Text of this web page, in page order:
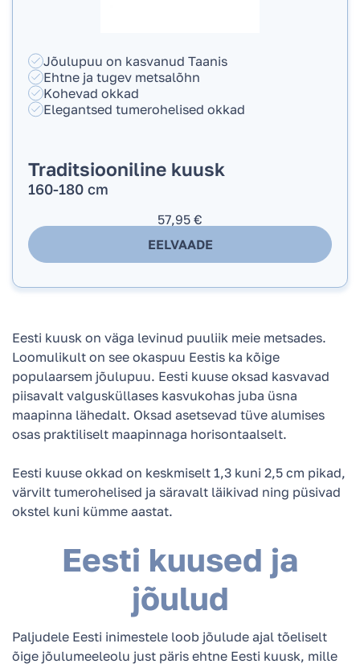
Jõulupuu on kasvanud Taanis
Ehtne ja tugev metsalõhn
Kohevad okkad
Elegantsed tumerohelised okkad
Traditsiooniline kuusk
160-180 cm
57,95 €
EELVAADE
Eesti kuusk on väga levinud puuliik meie metsades.
Loomulikult on see okaspuu Eestis ka kõige
populaarsem jõulupuu. Eesti kuuse oksad kasvavad
piisavalt valgusküllases kasvukohas juba üsna
maapinna lähedalt. Oksad asetsevad tüve alumises
osas praktiliselt maapinnaga horisontaalselt.
Eesti kuuse okkad on keskmiselt 1,3 kuni 2,5 cm pikad,
värvilt tumerohelised ja säravalt läikivad ning püsivad
okstel kuni kümme aastat.
Eesti kuused ja
jõulud
Paljudele Eesti inimestele loob jõulude ajal tõeliselt
õige jõulumeeleolu just päris ehtne Eesti kuusk, mille